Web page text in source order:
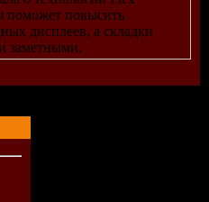
поможет повысить
дисплеев, а складки
заметными.